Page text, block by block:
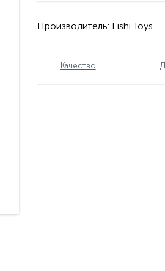
Производитель: Lishi Toys
Качество